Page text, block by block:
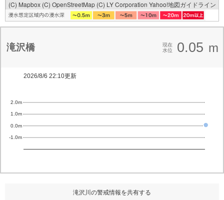
(C) Mapbox (C) OpenStreetMap (C) LY Corporation Yahoo!地図ガイドライン
滝沢橋
現在
水位
0.05 m
2026/8/6 22:10更新
-1.0m
0.0m
1.0m
2.0m
滝沢川の警戒情報を共有する